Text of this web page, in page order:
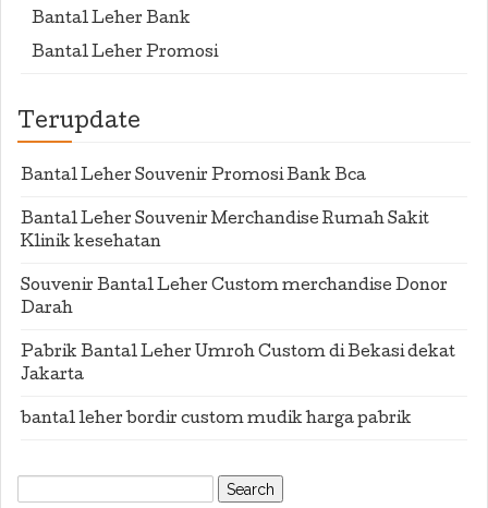
Bantal Leher Bank
Bantal Leher Promosi
Terupdate
Bantal Leher Souvenir Promosi Bank Bca
Bantal Leher Souvenir Merchandise Rumah Sakit
Klinik kesehatan
Souvenir Bantal Leher Custom merchandise Donor
Darah
Pabrik Bantal Leher Umroh Custom di Bekasi dekat
Jakarta
bantal leher bordir custom mudik harga pabrik
Search